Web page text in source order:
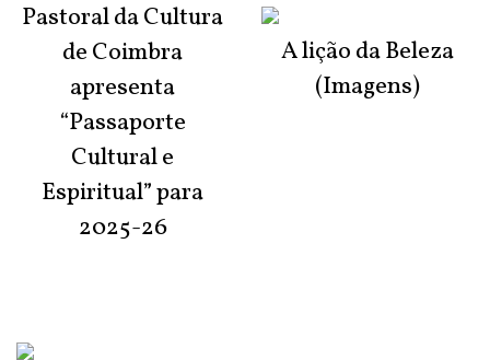
Pastoral da Cultura
de Coimbra
apresenta
“Passaporte
Cultural e
Espiritual” para
2025-26
A lição da Beleza
(Imagens)